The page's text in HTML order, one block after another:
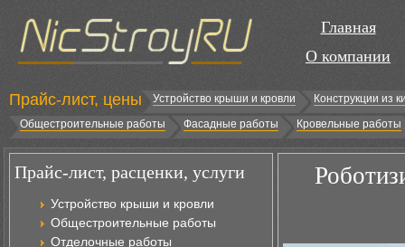
Главная
О компании
Прайс-лист, цены Устройство крыши и кровли
Конструкции из
Общестроительные работы
Фасадные работы Кровельные работы
Прайс-лист, расценки, услуги
Устройство крыши и кровли
Общестроительные работы
Отделочные работы